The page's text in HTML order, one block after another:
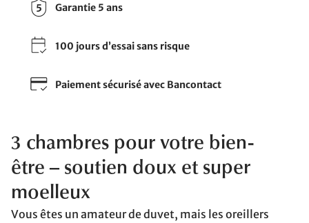
Garantie 5 ans
100 jours d’essai sans risque
Paiement sécurisé avec Bancontact
3 chambres pour votre bien-
être – soutien doux et super
moelleux
Vous êtes un amateur de duvet, mais les oreillers